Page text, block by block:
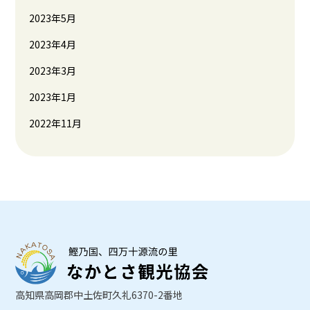
2023年5月
2023年4月
2023年3月
2023年1月
2022年11月
高知県高岡郡中土佐町久礼6370-2番地